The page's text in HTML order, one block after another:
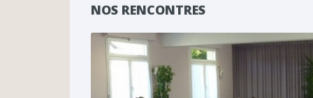
NOS RENCONTRES